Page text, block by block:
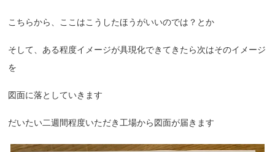
こちらから、ここはこうしたほうがいいのでは？とか
そして、ある程度イメージが具現化できてきたら次はそのイメージ
を
図面に落としていきます
だいたい二週間程度いただき工場から図面が届きます